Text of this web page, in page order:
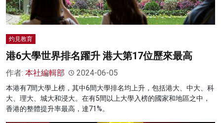
灼見教育
港6大學世界排名躍升 港大第17位歷來最高
作者: 本社編輯部 2024-06-05
本港有7間大學上榜，其中6間大學排名均上升，包括港大、中大、科
大、理大、城大和浸大。在有5間以上大學入榜的國家和地區之中，
香港的整體提升率最高，達71%。